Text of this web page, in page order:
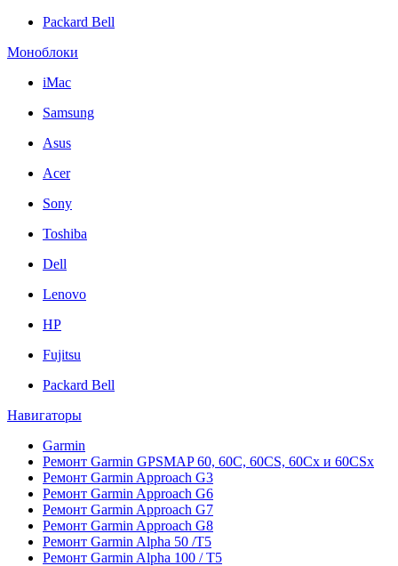
Packard Bell
Моноблоки
iMac
Samsung
Asus
Acer
Sony
Toshiba
Dell
Lenovo
HP
Fujitsu
Packard Bell
Навигаторы
Garmin
Ремонт Garmin GPSMAP 60, 60C, 60CS, 60Cx и 60CSx
Ремонт Garmin Approach G3
Ремонт Garmin Approach G6
Ремонт Garmin Approach G7
Ремонт Garmin Approach G8
Ремонт Garmin Alpha 50 /T5
Ремонт Garmin Alpha 100 / T5